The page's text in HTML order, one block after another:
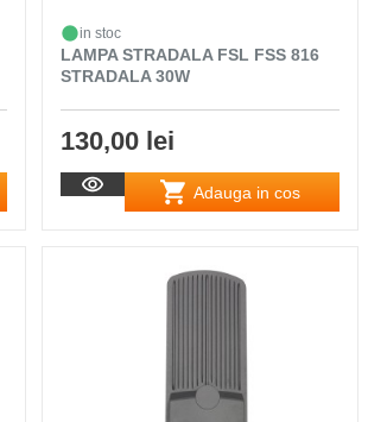
in stoc
LAMPA STRADALA FSL FSS 816
STRADALA 30W
130,00 lei
Adauga in cos